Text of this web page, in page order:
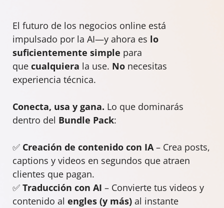
El futuro de los negocios online está
impulsado por la AI—y ahora es lo
suficientemente simple para
que cualquiera la use. No necesitas
experiencia técnica.
Conecta, usa y gana. Lo que dominarás
dentro del Bundle Pack:
✅ Creación de contenido con IA– Crea posts,
captions y videos en segundos que atraen
clientes que pagan.
✅ Traducción con AI – Convierte tus videos y
contenido al engles (y más) al instante